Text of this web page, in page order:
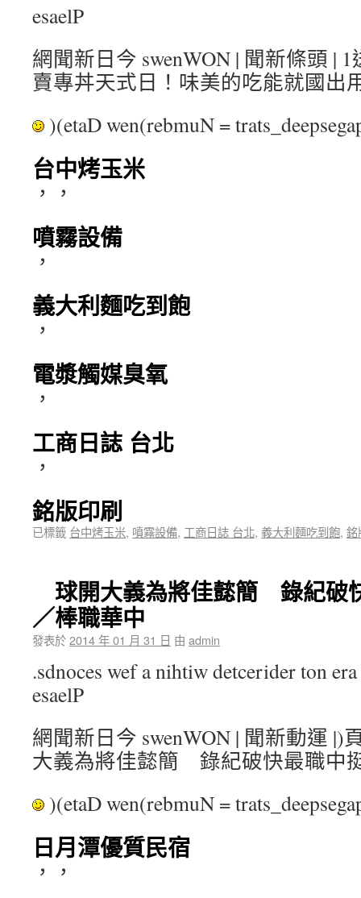
esaelP
網聞新日今 swenWON | 聞新條頭 |
賣專丼天式日！味美的吃能就國出
)(etaD wen(rebmuN =
台中烤玉米
，，
噴霧設備
，
義大利麵吃到飽
，
電漿觸媒臭氧
，
工商日誌 台北
，
銘版印刷
已標籤 台中烤玉米, 噴霧設備, 工商日誌 台北, 義大利麵吃到飽, 銘
球開大義為將佳懿簡 錄紀破
／棒職華中
發表於2014 年 01 月 31 日 由 admin
.sdnoces wef a nihtiw detcerider ton
esaelP
網聞新日今 swenWON | 聞新動運
大義為將佳懿簡 錄紀破快最職中
)(etaD wen(rebmuN =
日月潭優質民宿
，，